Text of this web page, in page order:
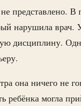
представлено.
нарушила
дисциплину.
она ничего не
ребёнка могла